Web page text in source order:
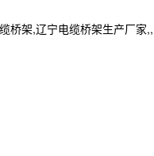
桥架,辽宁电缆桥架生产厂家